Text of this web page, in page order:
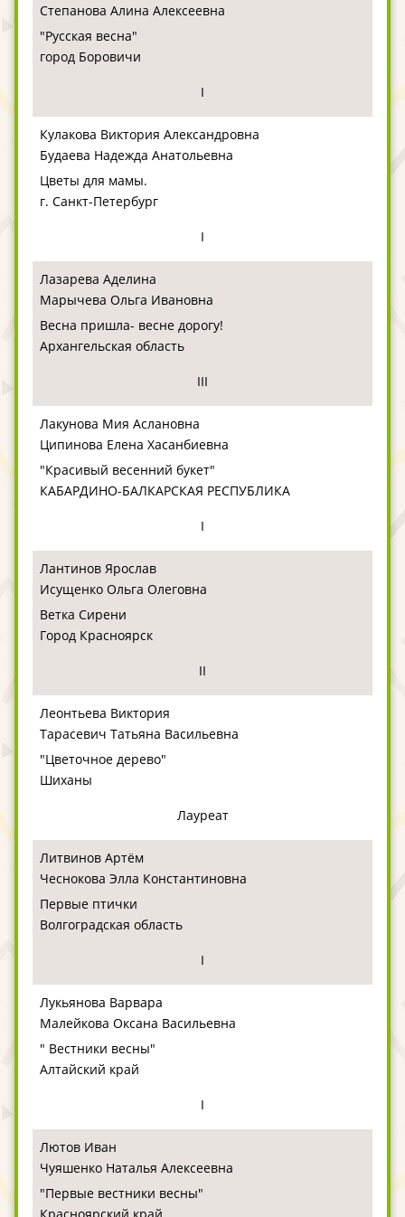
Степанова Алина Алексеевна
"Русская весна"
город Боровичи
I
Кулакова Виктория Александровна
Будаева Надежда Анатольевна
Цветы для мамы.
г. Санкт-Петербург
I
Лазарева Аделина
Марычева Ольга Ивановна
Весна пришла- весне дорогу!
Архангельская область
III
Лакунова Мия Аслановна
Ципинова Елена Хасанбиевна
"Красивый весенний букет"
КАБАРДИНО-БАЛКАРСКАЯ РЕСПУБЛИКА
I
Лантинов Ярослав
Исущенко Ольга Олеговна
Ветка Сирени
Город Красноярск
II
Леонтьева Виктория
Тарасевич Татьяна Васильевна
"Цветочное дерево"
Шиханы
Лауреат
Литвинов Артём
Чеснокова Элла Константиновна
Первые птички
Волгоградская область
I
Лукьянова Варвара
Малейкова Оксана Васильевна
" Вестники весны"
Алтайский край
I
Лютов Иван
Чуяшенко Наталья Алексеевна
"Первые вестники весны"
Красноярский край